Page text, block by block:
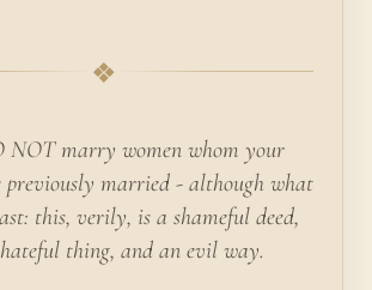
❖
NOT marry women whom your
previously married - although what
this, verily, is a shameful deed,
thing, and an evil way.